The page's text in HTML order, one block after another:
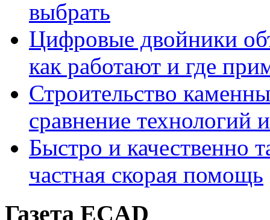
выбрать
Цифровые двойники
как работают и где
Строительство
сравнение технологий
Быстро и качественно
частная скорая помощь
Газета ECAD